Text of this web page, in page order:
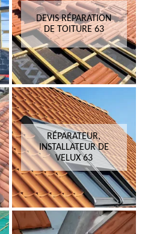
DEVIS RÉPARATION
DE TOITURE 63
RÉPARATEUR,
INSTALLATEUR DE
VELUX 63